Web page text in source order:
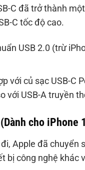
C đã trở thành
C tốc độ cao.
USB 2.0 (trừ
với củ sạc USB-C
với USB-A truyền
cho iPhone
Apple đã chuyển
bị công nghệ khác